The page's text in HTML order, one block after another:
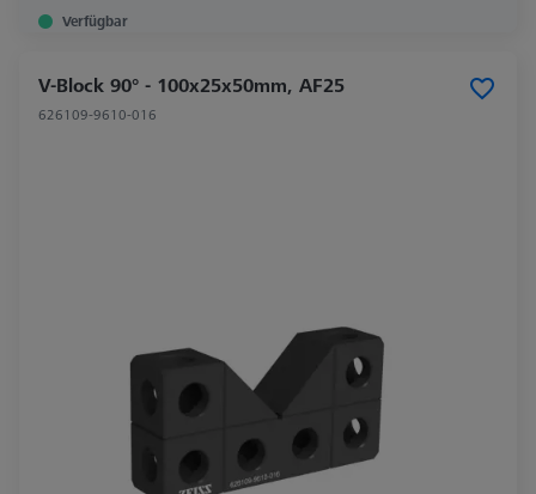
Verfügbar
V-Block 90° - 100x25x50mm, AF25
626109-9610-016